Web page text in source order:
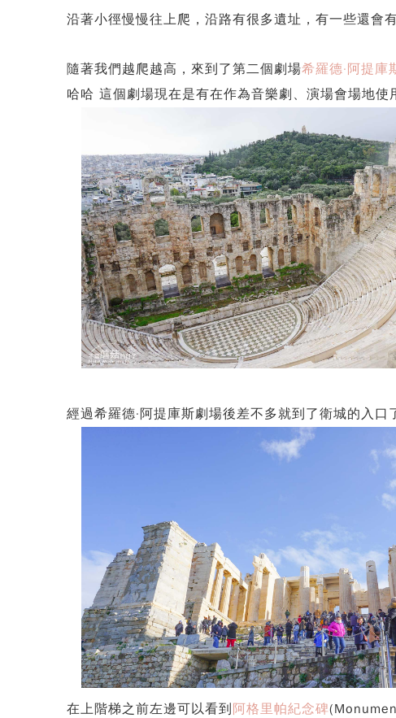
沿著小徑慢慢往上爬，沿路有很多遺址，有一些還會
隨著我們越爬越高，來到了第二個劇場希羅德·阿提庫
哈哈 這個劇場現在是有在作為音樂劇、演場會場地
經過希羅德·阿提庫斯劇場後差不多就到了衛城的入
在上階梯之前左邊可以看到阿格里帕紀念碑